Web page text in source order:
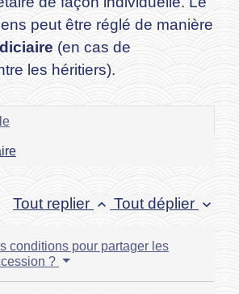
peut être réglé de manière
(en cas de
les héritiers).
Tout replier keyboard_arrow_up Tout déplier keyboard_arrow_down
conditions pour partager les
?